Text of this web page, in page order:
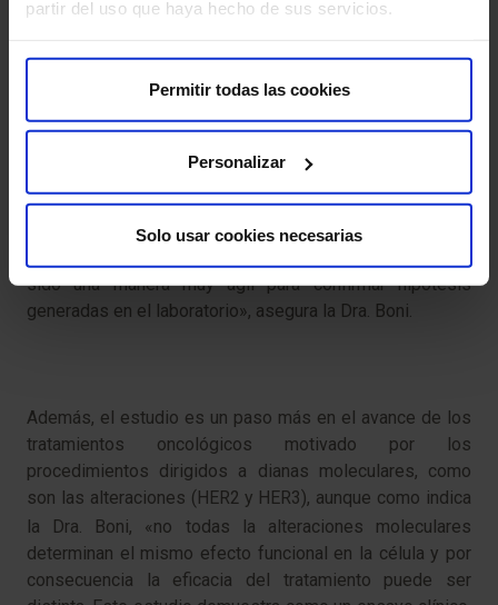
partir del uso que haya hecho de sus servicios.
Permitir todas las cookies
Personalizar
Solo usar cookies necesarias
Avance sustancial
Este ensayo es un ejemplo significativo de la
importancia de los estudios traslacionales en los que se
utiliza la biología molecular para conocer más a fondo el
comportamiento del tumor. «Son factores que no se
sido una manera muy ágil para confirmar hipótesis
generadas en el laboratorio», asegura la Dra. Boni.
Además, el estudio es un paso más en el avance de los
tratamientos oncológicos motivado por los
procedimientos dirigidos a dianas moleculares, como
son las alteraciones (HER2 y HER3), aunque como indica
la Dra. Boni, «no todas la alteraciones moleculares
determinan el mismo efecto funcional en la célula y por
consecuencia la eficacia del tratamiento puede ser